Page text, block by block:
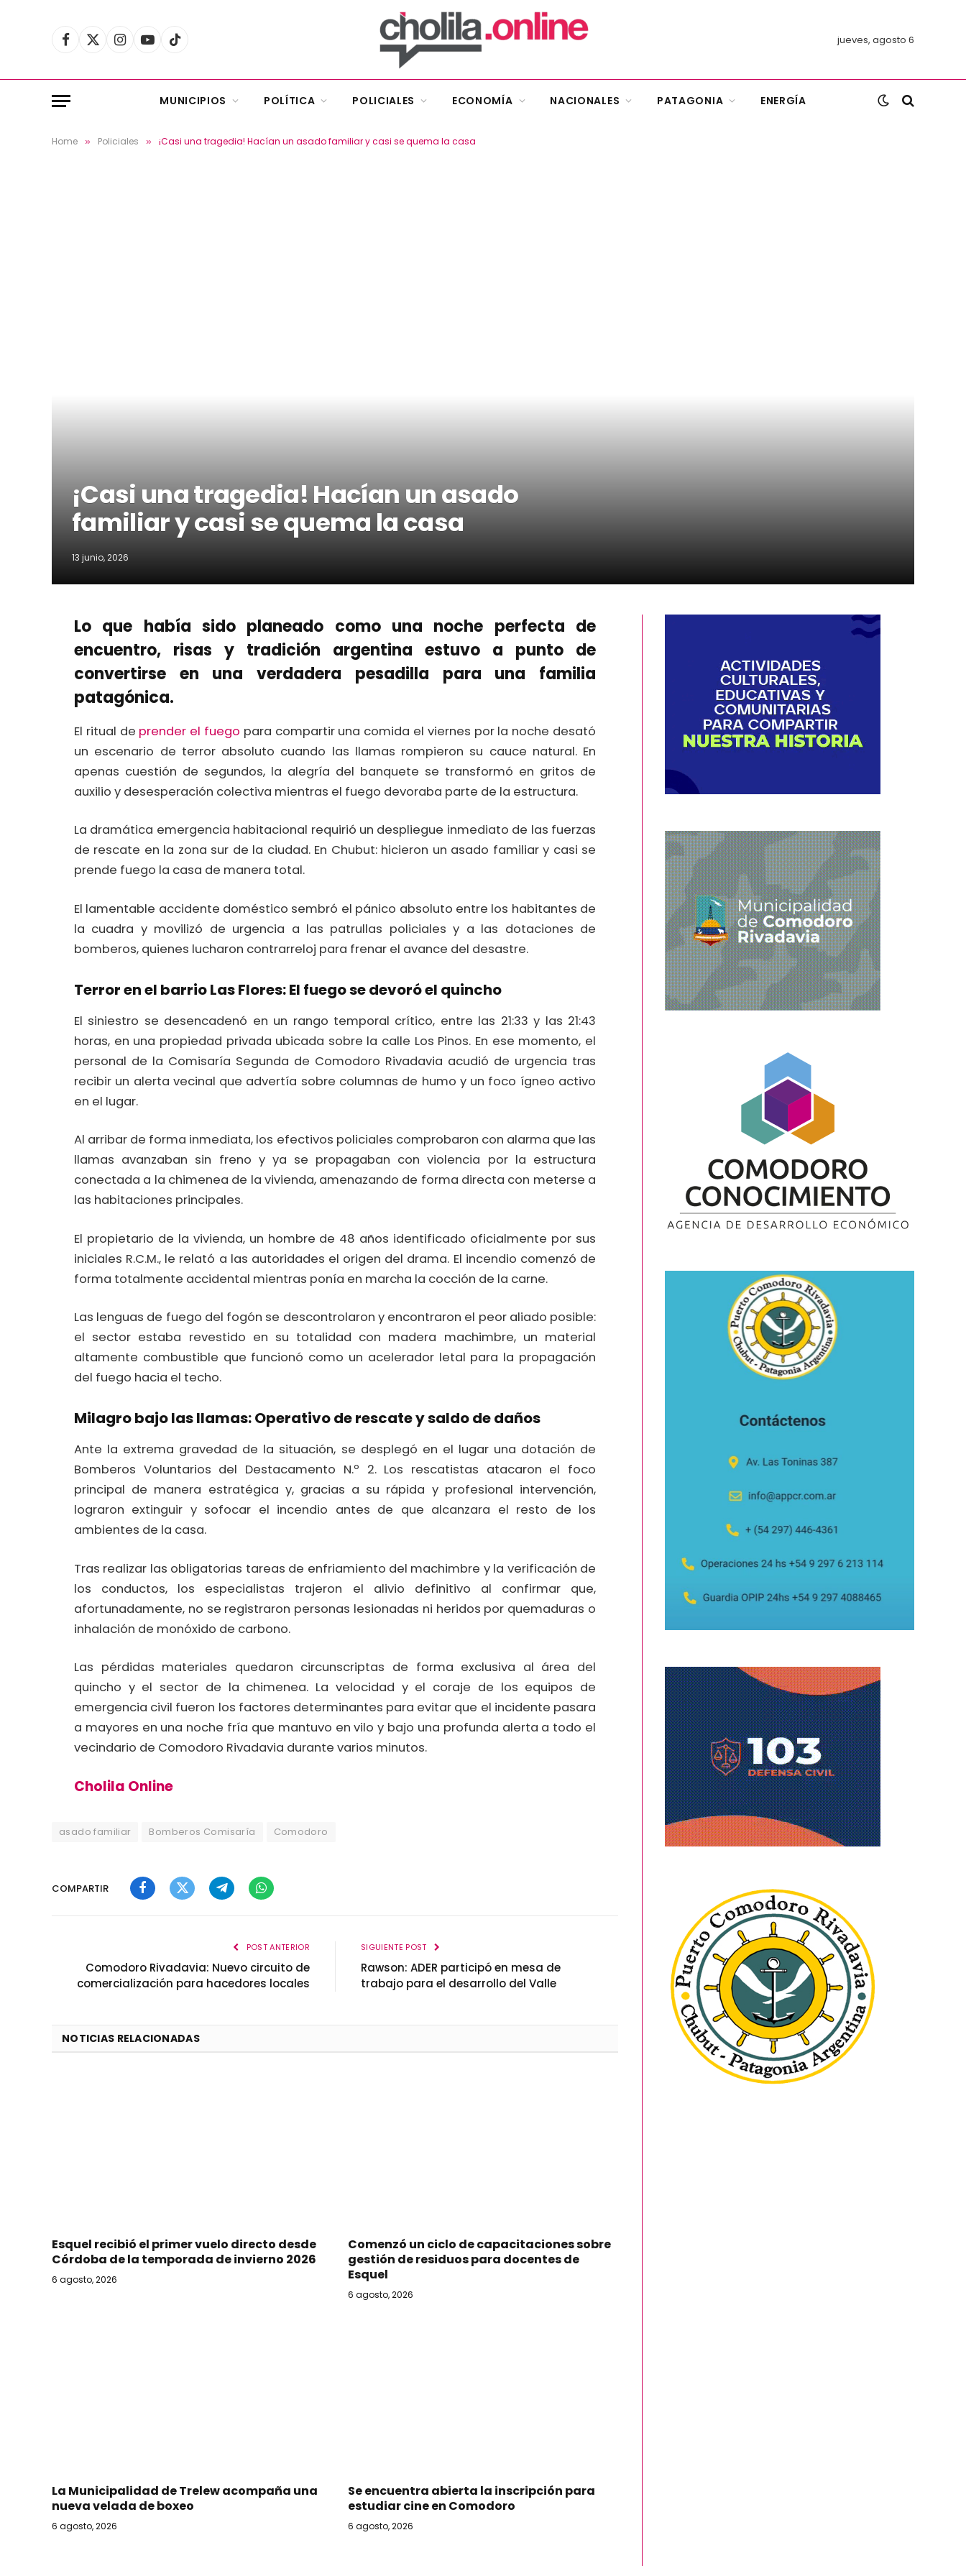
Facebook
X
Instagram
YouTubeTikTok jueves, agosto 6
MUNICIPIOS POLÍTICA POLICIALES ECONOMÍA NACIONALES PATAGONIA ENERGÍA
Home » Policiales » ¡Casi una tragedia! Hacían un asado familiar y casi se quema la casa
¡Casi una tragedia! Hacían un asado
familiar y casi se quema la casa
13 junio, 2026
Lo que había sido planeado como una noche perfecta de
encuentro, risas y tradición argentina estuvo a punto de
convertirse en una verdadera pesadilla para una familia
patagónica.
El ritual de prender el fuego para compartir una comida el viernes por la noche desató
un escenario de terror absoluto cuando las llamas rompieron su cauce natural. En
apenas cuestión de segundos, la alegría del banquete se transformó en gritos de
auxilio y desesperación colectiva mientras el fuego devoraba parte de la estructura.
La dramática emergencia habitacional requirió un despliegue inmediato de las fuerzas
de rescate en la zona sur de la ciudad. En Chubut: hicieron un asado familiar y casi se
prende fuego la casa de manera total.
El lamentable accidente doméstico sembró el pánico absoluto entre los habitantes de
la cuadra y movilizó de urgencia a las patrullas policiales y a las dotaciones de
bomberos, quienes lucharon contrarreloj para frenar el avance del desastre.
Terror en el barrio Las Flores: El fuego se devoró el quincho
El siniestro se desencadenó en un rango temporal crítico, entre las 21:33 y las 21:43
horas, en una propiedad privada ubicada sobre la calle Los Pinos. En ese momento, el
personal de la Comisaría Segunda de Comodoro Rivadavia acudió de urgencia tras
recibir un alerta vecinal que advertía sobre columnas de humo y un foco ígneo activo
en el lugar.
Al arribar de forma inmediata, los efectivos policiales comprobaron con alarma que las
llamas avanzaban sin freno y ya se propagaban con violencia por la estructura
conectada a la chimenea de la vivienda, amenazando de forma directa con meterse a
las habitaciones principales.
El propietario de la vivienda, un hombre de 48 años identificado oficialmente por sus
iniciales R.C.M., le relató a las autoridades el origen del drama. El incendio comenzó de
forma totalmente accidental mientras ponía en marcha la cocción de la carne.
Las lenguas de fuego del fogón se descontrolaron y encontraron el peor aliado posible:
el sector estaba revestido en su totalidad con madera machimbre, un material
altamente combustible que funcionó como un acelerador letal para la propagación
del fuego hacia el techo.
Milagro bajo las llamas: Operativo de rescate y saldo de daños
Ante la extrema gravedad de la situación, se desplegó en el lugar una dotación de
Bomberos Voluntarios del Destacamento N.º 2. Los rescatistas atacaron el foco
principal de manera estratégica y, gracias a su rápida y profesional intervención,
lograron extinguir y sofocar el incendio antes de que alcanzara el resto de los
ambientes de la casa.
Tras realizar las obligatorias tareas de enfriamiento del machimbre y la verificación de
los conductos, los especialistas trajeron el alivio definitivo al confirmar que,
afortunadamente, no se registraron personas lesionadas ni heridos por quemaduras o
inhalación de monóxido de carbono.
Las pérdidas materiales quedaron circunscriptas de forma exclusiva al área del
quincho y el sector de la chimenea. La velocidad y el coraje de los equipos de
emergencia civil fueron los factores determinantes para evitar que el incidente pasara
a mayores en una noche fría que mantuvo en vilo y bajo una profunda alerta a todo el
vecindario de Comodoro Rivadavia durante varios minutos.
Cholila Online
asado familiar Bomberos Comisaría Comodoro
COMPARTIR
FacebookTwitterTelegramWhatsApp
POST ANTERIOR
Comodoro Rivadavia: Nuevo circuito de
comercialización para hacedores locales
SIGUIENTE POST
Rawson: ADER participó en mesa de
trabajo para el desarrollo del Valle
NOTICIAS RELACIONADAS
Esquel recibió el primer vuelo directo desde
Córdoba de la temporada de invierno 2026
6 agosto, 2026
Comenzó un ciclo de capacitaciones sobre
gestión de residuos para docentes de
Esquel
6 agosto, 2026
La Municipalidad de Trelew acompaña una
nueva velada de boxeo
6 agosto, 2026
Se encuentra abierta la inscripción para
estudiar cine en Comodoro
6 agosto, 2026